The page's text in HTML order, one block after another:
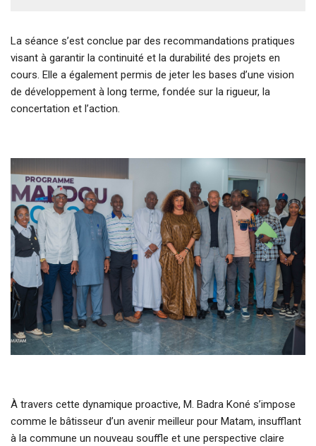
La séance s’est conclue par des recommandations pratiques
visant à garantir la continuité et la durabilité des projets en
cours. Elle a également permis de jeter les bases d’une vision
de développement à long terme, fondée sur la rigueur, la
concertation et l’action.
À travers cette dynamique proactive, M. Badra Koné s’impose
comme le bâtisseur d’un avenir meilleur pour Matam, insufflant
à la commune un nouveau souffle et une perspective claire